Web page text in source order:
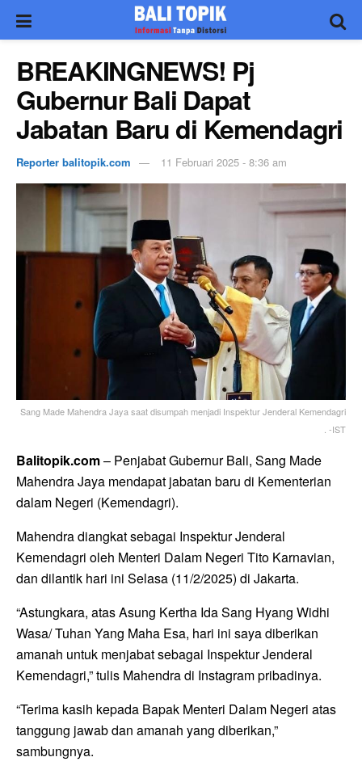
BREAKINGNEWS! Pj
Gubernur Bali Dapat
Jabatan Baru di Kemendagri
Reporter balitopik.com 11 Februari 2025 - 8:36 am
Sang Made Mahendra Jaya saat disumpah menjadi Inspektur Jenderal Kemendagri
. -IST
Balitopik.com– Penjabat Gubernur Bali, Sang Made
Mahendra Jaya mendapat jabatan baru di Kementerian
dalam Negeri (Kemendagri).
Mahendra diangkat sebagai Inspektur Jenderal
Kemendagri oleh Menteri Dalam Negeri Tito Karnavian,
dan dilantik hari ini Selasa (11/2/2025) di Jakarta.
“Astungkara, atas Asung Kertha Ida Sang Hyang Widhi
Wasa/ Tuhan Yang Maha Esa, hari ini saya diberikan
amanah untuk menjabat sebagai Inspektur Jenderal
Kemendagri,” tulis Mahendra di Instagram pribadinya.
“Terima kasih kepada Bapak Menteri Dalam Negeri atas
tanggung jawab dan amanah yang diberikan,”
sambungnya.